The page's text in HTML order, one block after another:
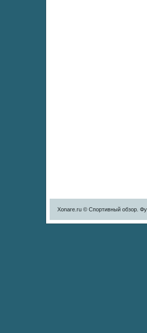
Xonare.ru © Спортивный обзор.